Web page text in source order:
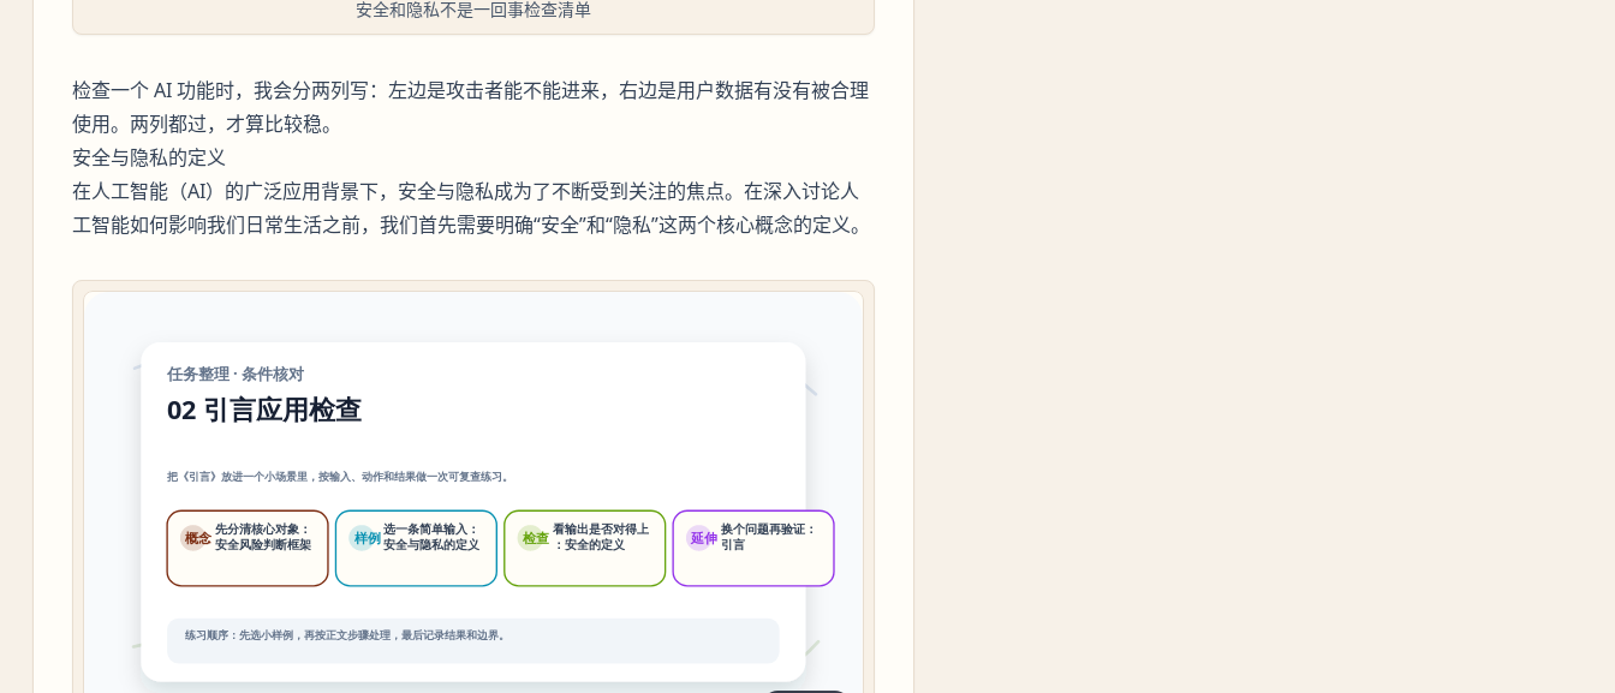
安全和隐私不是一回事检查清单
检查一个 AI 功能时，我会分两列写：左边是攻击者能不能进来，右边是用户数据有没有被合理
使用。两列都过，才算比较稳。
安全与隐私的定义
在人工智能（AI）的广泛应用背景下，安全与隐私成为了不断受到关注的焦点。在深入讨论人
工智能如何影响我们日常生活之前，我们首先需要明确“安全”和“隐私”这两个核心概念的定义。